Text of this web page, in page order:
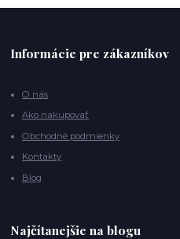
Informácie pre zákazníkov
O nás
Ako nakupovať
Obchodné podmienky
Kontakty
Blog
Najčítanejšie na blogu